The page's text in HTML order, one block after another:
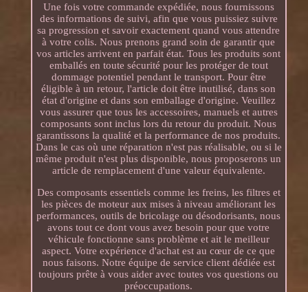
Une fois votre commande expédiée, nous fournissons
des informations de suivi, afin que vous puissiez suivre
sa progression et savoir exactement quand vous attendre
à votre colis. Nous prenons grand soin de garantir que
vos articles arrivent en parfait état. Tous les produits sont
emballés en toute sécurité pour les protéger de tout
dommage potentiel pendant le transport. Pour être
éligible à un retour, l'article doit être inutilisé, dans son
état d'origine et dans son emballage d'origine. Veuillez
vous assurer que tous les accessoires, manuels et autres
composants sont inclus lors du retour du produit. Nous
garantissons la qualité et la performance de nos produits.
Dans le cas où une réparation n'est pas réalisable, ou si le
même produit n'est plus disponible, nous proposerons un
article de remplacement d'une valeur équivalente.
Des composants essentiels comme les freins, les filtres et
les pièces de moteur aux mises à niveau améliorant les
performances, outils de bricolage ou désodorisants, nous
avons tout ce dont vous avez besoin pour que votre
véhicule fonctionne sans problème et ait le meilleur
aspect. Votre expérience d'achat est au cœur de ce que
nous faisons. Notre équipe de service client dédiée est
toujours prête à vous aider avec toutes vos questions ou
préoccupations.